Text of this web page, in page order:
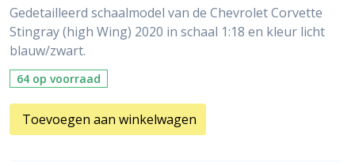
Gedetailleerd schaalmodel van de Chevrolet Corvette
Stingray (high Wing) 2020 in schaal 1:18 en kleur licht
blauw/zwart.
64 op voorraad
Toevoegen aan winkelwagen